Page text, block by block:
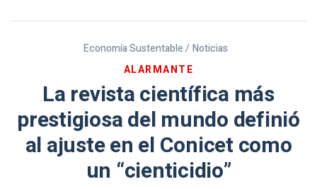
Economía Sustentable / Noticias
ALARMANTE
La revista científica más
prestigiosa del mundo definió
al ajuste en el Conicet como
un “cienticidio”